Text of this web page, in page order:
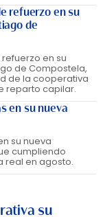
refuerzo en su
de
en su
de Compostela,
de la cooperativa
reparto capilar.
en su nueva
su nueva
cumpliendo
real en agosto.
su